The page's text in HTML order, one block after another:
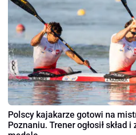
Polscy kajakarze gotowi na
Poznaniu. Trener ogłosił skład